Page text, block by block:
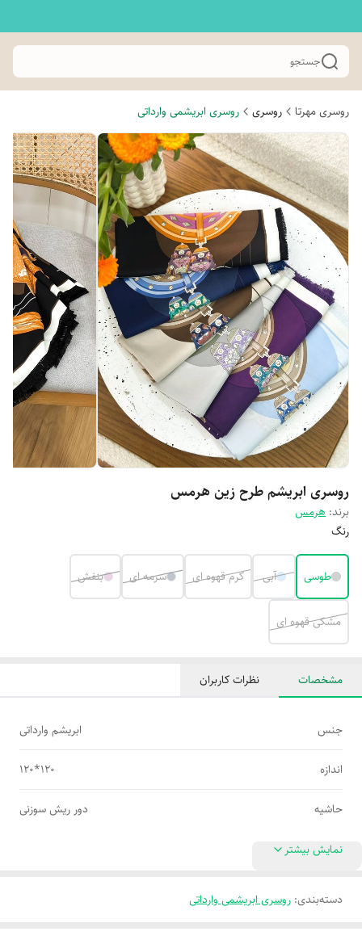
جستجو
روسری مهرتا روسری روسری ابریشمی وارداتی
روسری ابریشم طرح زین هرمس
برند: هرمس
رنگ
طوسی آبی کرم قهوه ای سرمه ای بنفش
مشکی قهوه ای
مشخصات نظرات کاربران
جنس ابریشم وارداتی
اندازه 120*120
حاشیه دور ریش سوزنی
نمایش بیشتر
دسته‌بندی: روسری ابریشمی وارداتی